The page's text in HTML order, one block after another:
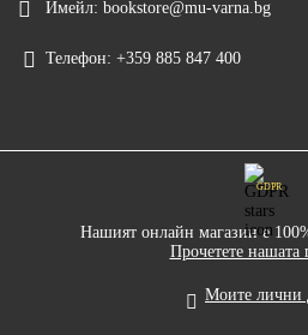
Имейл: bookstore@mu-varna.bg
Телефон: +359 885 847 400
GDPR
Нашият онлайн магазин е
Прочетете нашата
Моите лични